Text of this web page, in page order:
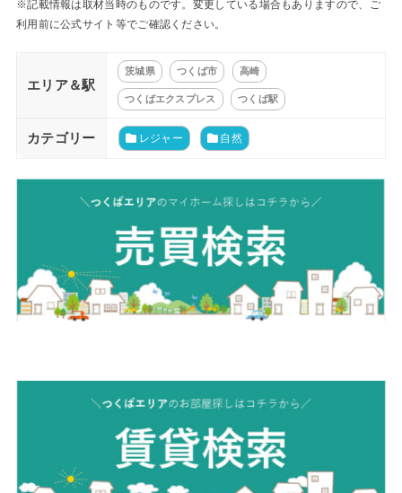
※記載情報は取材当時のものです。変更している場合もありますので、ご
利用前に公式サイト等でご確認ください。
エリア＆駅
茨城県 つくば市 高崎
つくばエクスプレス つくば駅
カテゴリー レジャー 自然